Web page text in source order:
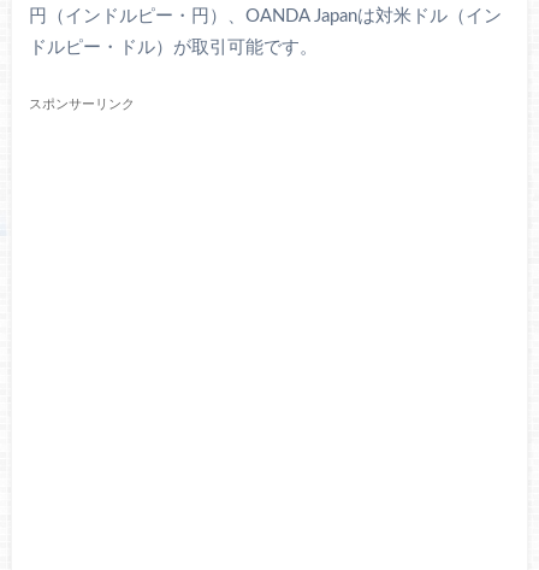
円（インドルピー・円）、OANDA Japanは対米ドル（イン
ドルピー・ドル）が取引可能です。
スポンサーリンク